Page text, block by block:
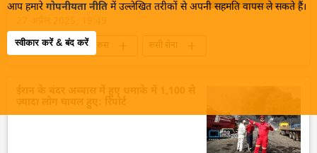
आप हमारे गोपनीयता नीति में उल्लेखित तरीकों से अपनी सहमति वापस ले सकते हैं।
स्वीकार करें & बंद करें
यूक्रेन संकट रूस
रूसी सेना